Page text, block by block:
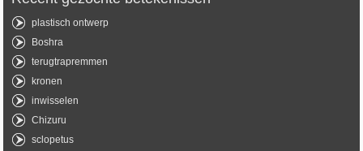
plastisch ontwerp
Boshra
terugtrapremmen
kronen
inwisselen
Chizuru
sclopetus